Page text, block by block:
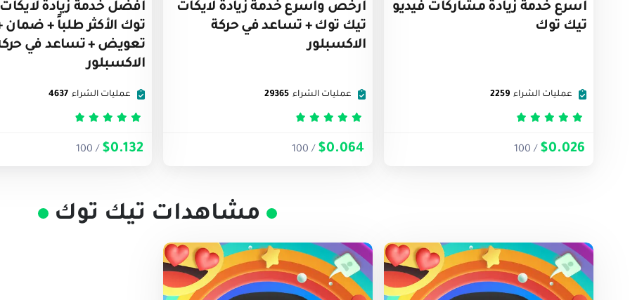
أسرع خدمة زيادة مشاركات فيديو
تيك توك
عمليات الشراء 2259
$0.026
/ 100
أرخص وأسرع خدمة زيادة لايكات
تيك توك + تساعد في حركة
الاكسبلور
عمليات الشراء 29365
$0.064
/ 100
أفضل خدمة زيادة
توك الأكثر طلباً + ضمان
تعويض + تساعد في
الاكسبلور
عمليات الشراء 4637
$0.132
/ 100
مشاهدات تيك توك